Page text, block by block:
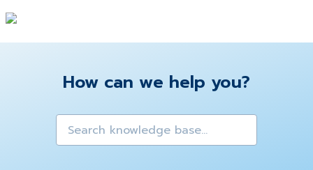
How can we help you?